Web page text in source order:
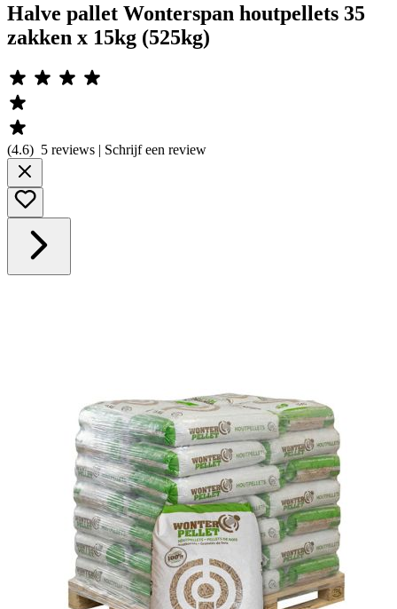
Halve pallet Wonterspan houtpellets 35
zakken x 15kg (525kg)
(4.6) 5 reviews | Schrijf een review